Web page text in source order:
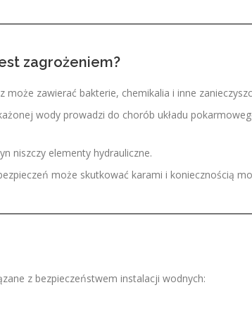
zagrożeniem?
może zawierać bakterie, chemikalia i inne
wody prowadzi do chorób układu
niszczy elementy hydrauliczne.
może skutkować karami i koniecznością
z bezpieczeństwem instalacji wodnych: